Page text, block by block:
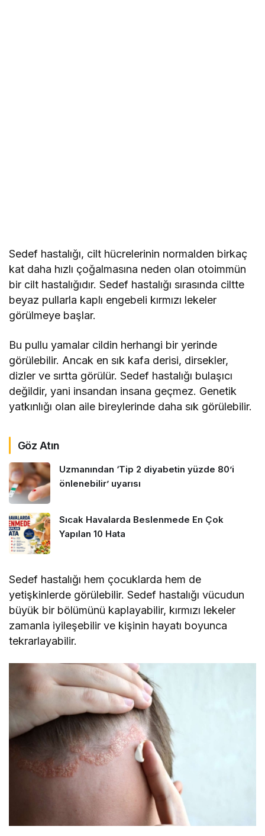
Sedef hastalığı, cilt hücrelerinin normalden birkaç
kat daha hızlı çoğalmasına neden olan otoimmün
bir cilt hastalığıdır. Sedef hastalığı sırasında ciltte
beyaz pullarla kaplı engebeli kırmızı lekeler
görülmeye başlar.
Bu pullu yamalar cildin herhangi bir yerinde
görülebilir. Ancak en sık kafa derisi, dirsekler,
dizler ve sırtta görülür. Sedef hastalığı bulaşıcı
değildir, yani insandan insana geçmez. Genetik
yatkınlığı olan aile bireylerinde daha sık görülebilir.
Göz Atın
Uzmanından ‘Tip 2 diyabetin yüzde 80’i
önlenebilir’ uyarısı
Sıcak Havalarda Beslenmede En Çok
Yapılan 10 Hata
Sedef hastalığı hem çocuklarda hem de
yetişkinlerde görülebilir. Sedef hastalığı vücudun
büyük bir bölümünü kaplayabilir, kırmızı lekeler
zamanla iyileşebilir ve kişinin hayatı boyunca
tekrarlayabilir.